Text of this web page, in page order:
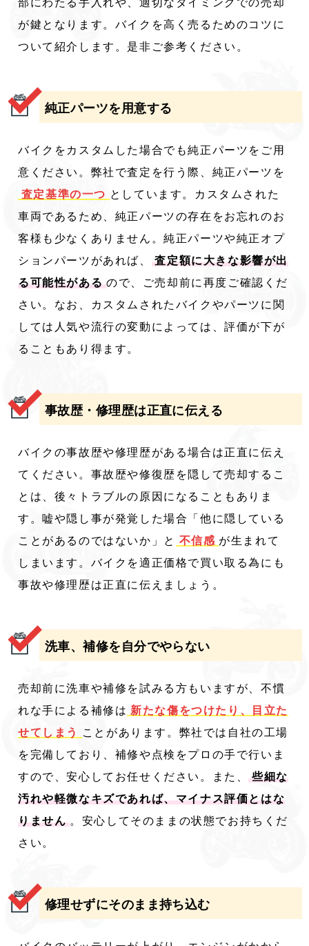
部にわたる手入れや、適切なタイミングでの売却
が鍵となります。バイクを高く売るためのコツに
ついて紹介します。是非ご参考ください。
純正パーツを用意する
バイクをカスタムした場合でも純正パーツをご用
意ください。弊社で査定を行う際、純正パーツを
査定基準の一つ としています。カスタムされた
車両であるため、純正パーツの存在をお忘れのお
客様も少なくありません。純正パーツや純正オプ
ションパーツがあれば、
査定額に大きな影響が出
る可能性がある ので、ご売却前に再度ご確認くだ
さい。なお、カスタムされたバイクやパーツに関
しては人気や流行の変動によっては、評価が下が
ることもあり得ます。
事故歴・修理歴は正直に伝える
バイクの事故歴や修理歴がある場合は正直に伝え
てください。事故歴や修復歴を隠して売却するこ
とは、後々トラブルの原因になることもありま
す。嘘や隠し事が発覚した場合「他に隠している
ことがあるのではないか」と
不信感 が生まれて
しまいます。バイクを適正価格で買い取る為にも
事故や修理歴は正直に伝えましょう。
洗車、補修を自分でやらない
売却前に洗車や補修を試みる方もいますが、不慣
れな手による補修は 新たな傷をつけたり、目立た
せてしまう
ことがあります。弊社では自社の工場
を完備しており、補修や点検をプロの手で行いま
すので、安心してお任せください。また、 些細な
汚れや軽微なキズであれば、マイナス評価とはな
りません 。安心してそのままの状態でお持ちくだ
さい。
修理せずにそのまま持ち込む